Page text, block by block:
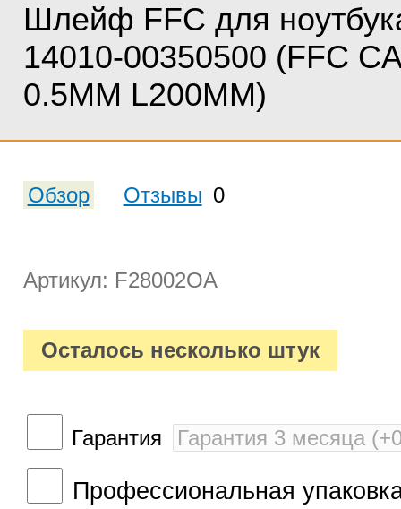
Шлейф FFC для
14010-00350500 (FFC
0.5MM L200MM)
Обзор Отзывы 0
Артикул: F28002OA
Осталось несколько штук
Гарантия
Профессиональная